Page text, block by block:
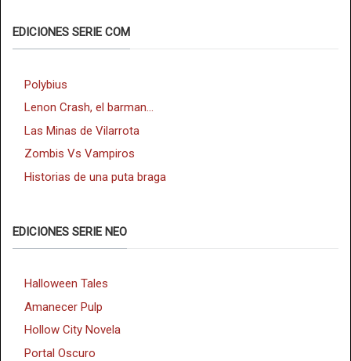
EDICIONES SERIE COM
Polybius
Lenon Crash, el barman...
Las Minas de Vilarrota
Zombis Vs Vampiros
Historias de una puta braga
EDICIONES SERIE NEO
Halloween Tales
Amanecer Pulp
Hollow City Novela
Portal Oscuro